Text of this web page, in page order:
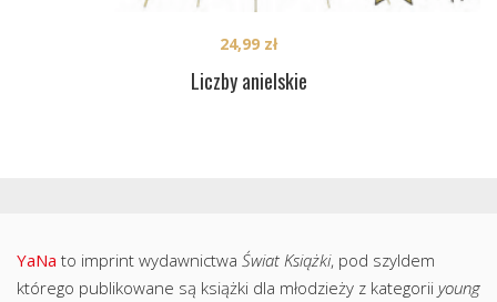
Liczby anielskie
24,99 zł
YaNa to imprint wydawnictwa Świat Książki, pod szyldem
którego publikowane są książki dla młodzieży z kategorii young